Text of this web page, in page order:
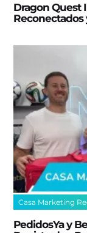
Dragon Quest
Reconectados
Casa Marketing
PedidosYa y